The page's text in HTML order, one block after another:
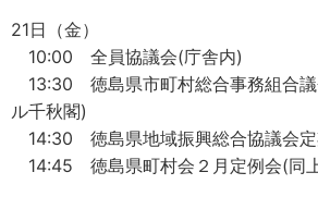
21日（金）
10:00 全員協議会(庁舎内)
13:30 徳島県市町村総合事務組合議
ル千秋閣)
14:30 徳島県地域振興総合協議会定
14:45 徳島県町村会２月定例会(同